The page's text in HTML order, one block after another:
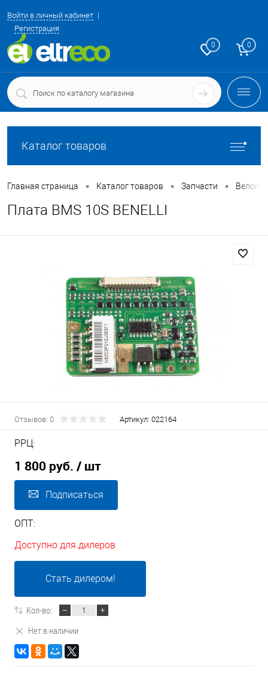
Войти в личный кабинет
Регистрация
0 0
Каталог товаров
Главная страница • Каталог товаров • Запчасти •
Плата BMS 10S BENELLI
Отзывов: 0 Артикул: 022164
РРЦ:
1 800 руб. / шт
Подписаться
ОПТ:
Доступно для дилеров
Стать дилером!
Кол-во:
Нет в наличии